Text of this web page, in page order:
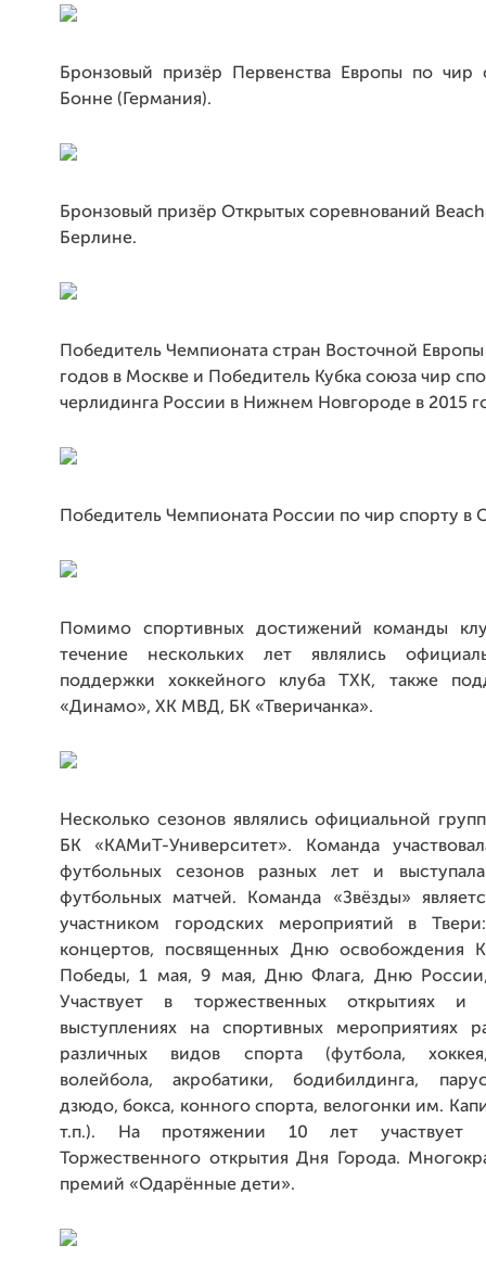
Бронзовый призёр Первенства Европы по чир
Бонне (Германия).
Бронзовый призёр Открытых соревнований
Берлине.
Победитель Чемпионата стран Восточной
годов в Москве и Победитель Кубка союза чир
черлидинга России в Нижнем Новгороде в 2015
Победитель Чемпионата России по чир спорту в
Помимо спортивных достижений команды
течение нескольких лет являлись
поддержки хоккейного клуба ТХК, также
«Динамо», ХК МВД, БК «Тверичанка».
Несколько сезонов являлись официальной
БК «КАМиТ-Университет». Команда
футбольных сезонов разных лет и
футбольных матчей. Команда «Звёзды»
участником городских мероприятий в
концертов, посвященных Дню освобождения
Победы, 1 мая, 9 мая, Дню Флага, Дню
Участвует в торжественных открытиях и
выступлениях на спортивных мероприятиях
различных видов спорта (футбола,
волейбола, акробатики, бодибилдинга,
дзюдо, бокса, конного спорта, велогонки им.
т.п.). На протяжении 10 лет участвует
Торжественного открытия Дня Города.
премий «Одарённые дети».